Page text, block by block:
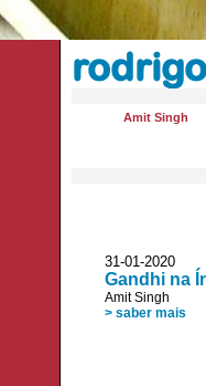
Amit Singh
31-01-2020
Gandhi na
Amit Singh
> saber mais